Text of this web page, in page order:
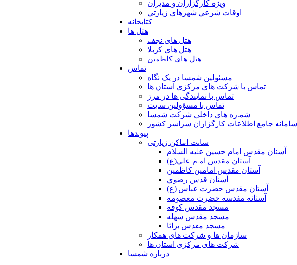
ويژه كارگزاران و مديران
اوقات شرعي شهرهاي زيارتي
کتابخانه
هتل ها
هتل های نجف
هتل های کربلا
هتل های کاظمین
تماس
مسئولین شمسا در یک نگاه
تماس با شرکت های مرکزی استان ها
تماس با نمایندگی ها در مرز
تماس با مسؤولین سایت
شماره های داخلی شرکت شمسا
سامانه جامع اطلاعات کارگزاران سراسر کشور
پیوندها
سایت اماکن زیارتی
آستان مقدس امام حسين عليه السلام
آستان مقدس امام علي(ع)
آستان مقدس امامين كاظمين
آستان قدس رضوي
آستان مقدس حضرت عباس (ع)
آستانه مقدسه حضرت معصومه
مسجد مقدس كوفه
مسجد مقدس سهله
مسجد مقدس براثا
سازمان ها و شرکت های همکار
شرکت های مرکزی استان ها
درباره شمسا